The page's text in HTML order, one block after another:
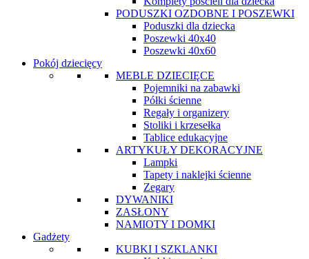
PODUSZKI OZDOBNE I POSZEWKI
Poduszki dla dziecka
Poszewki 40x40
Poszewki 40x60
Pokój dziecięcy
MEBLE DZIECIĘCE
Pojemniki na zabawki
Półki ścienne
Regały i organizery
Stoliki i krzesełka
Tablice edukacyjne
ARTYKUŁY DEKORACYJNE
Lampki
Tapety i naklejki ścienne
Zegary
DYWANIKI
ZASŁONY
NAMIOTY I DOMKI
Gadżety
KUBKI I SZKLANKI